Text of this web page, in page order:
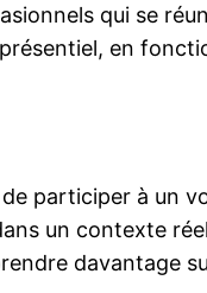
qui se
en
participer à un
un contexte
davantage